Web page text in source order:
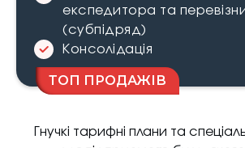
експедитора та
(субпідряд)
Консолідація
ТОП ПРОДАЖІВ
Гнучкі тарифні плани та